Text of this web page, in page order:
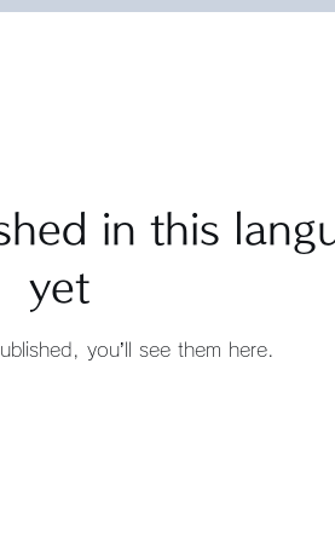
in this
yet
you’ll see them here.